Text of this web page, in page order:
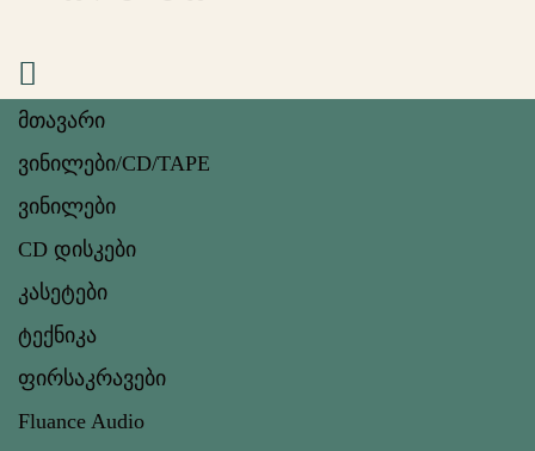
მთავარი
ვინილები/CD/TAPE
ვინილები
CD დისკები
კასეტები
ტექნიკა
ფირსაკრავები
Fluance Audio